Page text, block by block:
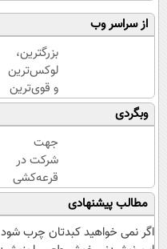
از سراسر وب
بزرگترین،
لوکس‌ترین
و قوی‌ترین
شاسی بلند
EREV در
در ایران
رونمایی
شد
وبگردی
جهت
شرکت در
قرعه‌کشی
۷ میلیون
تومانی
وارد شوید
مطالب پیشنهادی
اگر نمی خواهید کبدتان چرب شود